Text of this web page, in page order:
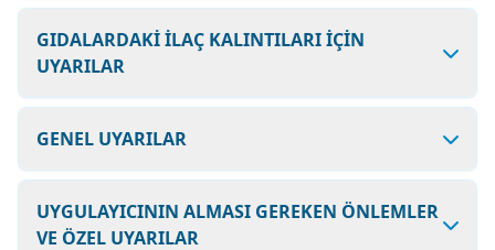
GIDALARDAKİ İLAÇ KALINTILARI İÇİN
UYARILAR
GENEL UYARILAR
UYGULAYICININ ALMASI GEREKEN ÖNLEMLER
VE ÖZEL UYARILAR